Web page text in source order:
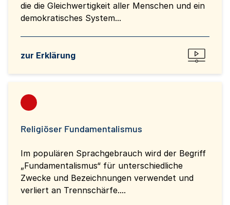
die die Gleichwertigkeit aller Menschen und ein
demokratisches System...
zur Erklärung
Religiöser Fundamentalismus
Im populären Sprachgebrauch wird der Begriff
„Fundamentalismus“ für unterschiedliche
Zwecke und Bezeichnungen verwendet und
verliert an Trennschärfe....